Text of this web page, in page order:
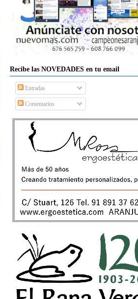
Recibe las NOVEDADES en tu email
Entradas
Comentarios